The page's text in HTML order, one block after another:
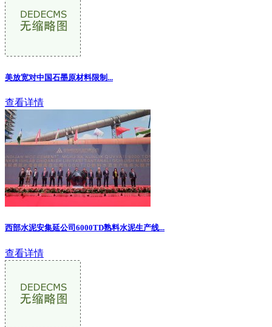
美放宽对中国石墨原材料限制 ...
查看详情
西部水泥安集延公司6000TD熟料水泥生产线...
查看详情